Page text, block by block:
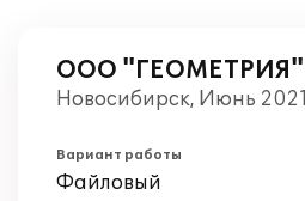
ООО "ГЕОМЕТРИЯ"
Новосибирск, Июнь 2021
Вариант работы
Файловый